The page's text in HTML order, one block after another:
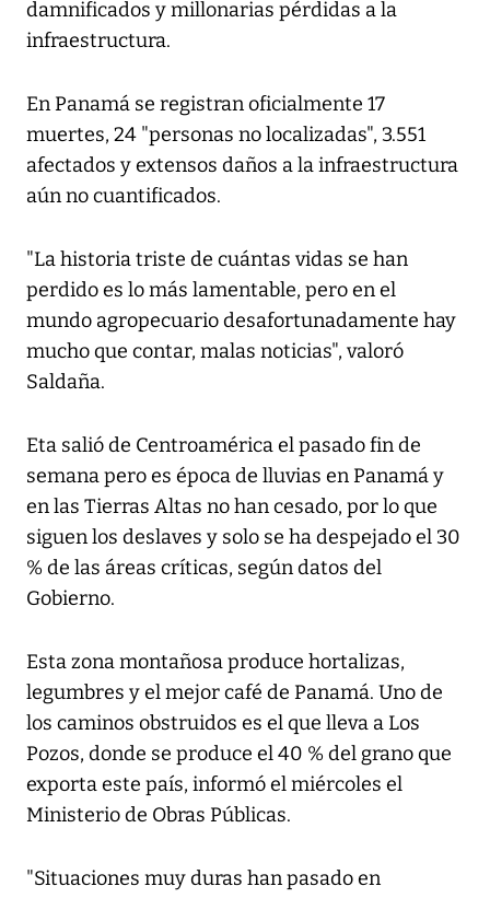
damnificados y millonarias pérdidas a la
infraestructura.
En Panamá se registran oficialmente 17
muertes, 24 "personas no localizadas", 3.551
afectados y extensos daños a la infraestructura
aún no cuantificados.
"La historia triste de cuántas vidas se han
perdido es lo más lamentable, pero en el
mundo agropecuario desafortunadamente hay
mucho que contar, malas noticias", valoró
Saldaña.
Eta salió de Centroamérica el pasado fin de
semana pero es época de lluvias en Panamá y
en las Tierras Altas no han cesado, por lo que
siguen los deslaves y solo se ha despejado el 30
% de las áreas críticas, según datos del
Gobierno.
Esta zona montañosa produce hortalizas,
legumbres y el mejor café de Panamá. Uno de
los caminos obstruidos es el que lleva a Los
Pozos, donde se produce el 40 % del grano que
exporta este país, informó el miércoles el
Ministerio de Obras Públicas.
"Situaciones muy duras han pasado en